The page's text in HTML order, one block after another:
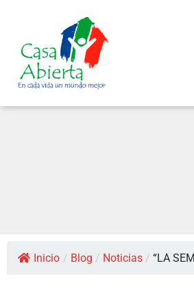
Inicio / Blog / Noticias / “LA